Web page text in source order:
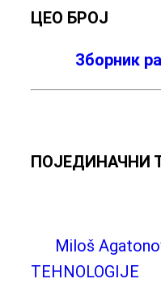
ЦЕО БРОЈ
Зборник
ПОЈЕДИНАЧНИ
Miloš
TEHNOLOGIJE